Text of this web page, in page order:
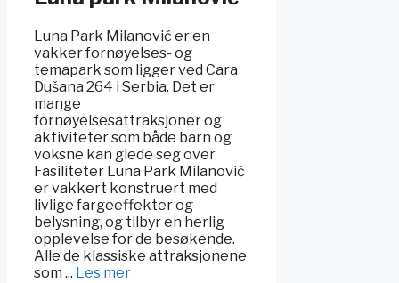
Luna Park Milanović er en
vakker fornøyelses- og
temapark som ligger ved Cara
Dušana 264 i Serbia. Det er
mange
fornøyelsesattraksjoner og
aktiviteter som både barn og
voksne kan glede seg over.
Fasiliteter Luna Park Milanović
er vakkert konstruert med
livlige fargeeffekter og
belysning, og tilbyr en herlig
opplevelse for de besøkende.
Alle de klassiske attraksjonene
som ... Les mer